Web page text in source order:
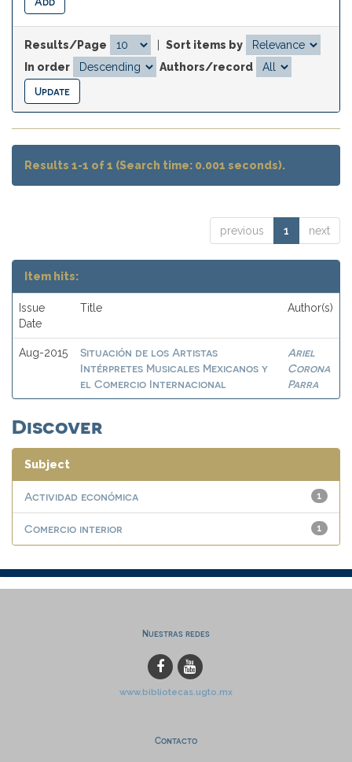
Results/Page
Sort items by
In order
Authors/record
Results 1-1 of 1 (Search time: 0.001 seconds).
previous 1 next
Item hits:
Issue
Date
Title Author(s)
Aug-2015
Situación de los Artistas
Intérpretes Musicales Mexicanos y
el Comercio Internacional
Ariel
Corona
Parra
Discover
Subject
1
Actividad económica
1
Comercio interior
Nuestras redes
www.bibliotecas.ugto.mx
Contacto